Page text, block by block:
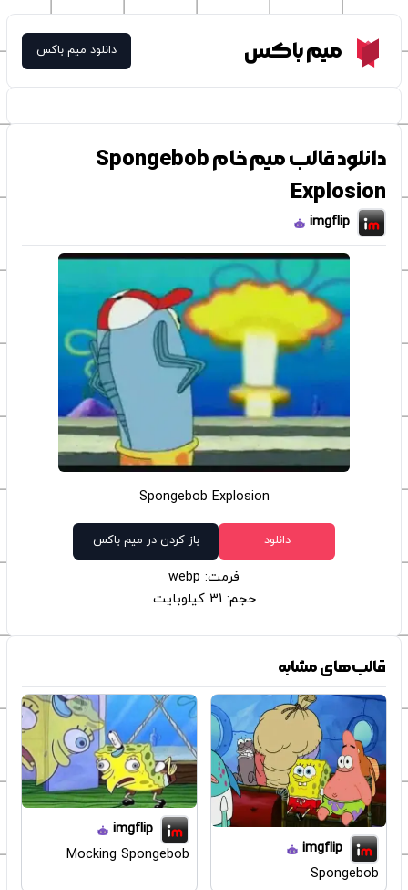
Meme Boxمیم باکس دانلود میم باکس
دانلود قالب میم خام Spongebob
Explosion
imgflip
Spongebob Explosion
دانلود باز کردن در میم باکس
فرمت: webp
حجم: 31 کیلوبایت
قالب‌های مشابه
imgflip
Spongebob
imgflip
Mocking Spongebob